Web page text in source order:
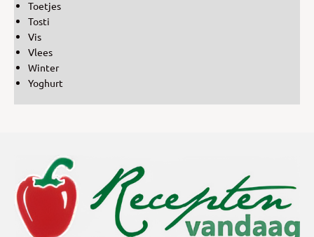
Toetjes
Tosti
Vis
Vlees
Winter
Yoghurt